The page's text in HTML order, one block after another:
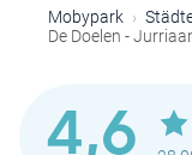
Mobypark
De Doelen -
4,6